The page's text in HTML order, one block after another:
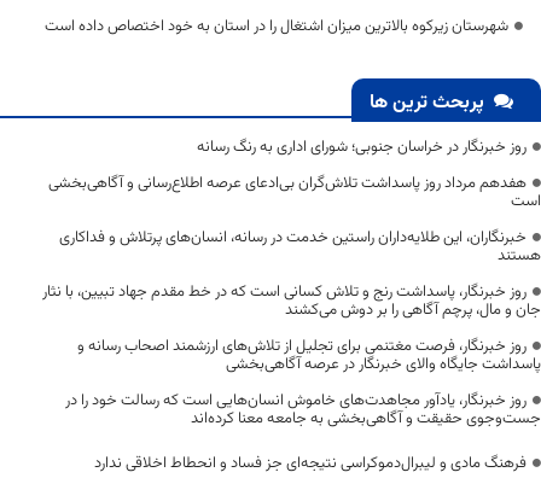
شهرستان زیرکوه بالاترین میزان اشتغال را در استان به خود اختصاص داده است
پربحث ترین ها
روز خبرنگار در خراسان جنوبی؛ شورای اداری به رنگ رسانه
هفدهم مرداد روز پاسداشت تلاش‌گران بی‌ادعای عرصه اطلاع‌رسانی و آگاهی‌بخشی
است
خبرنگاران، این طلایه‌داران راستین خدمت در رسانه، انسان‌های پرتلاش و فداکاری
هستند
روز خبرنگار، پاسداشت رنج و تلاش کسانی است که در خط مقدم جهاد تبیین، با نثار
جان و مال، پرچم آگاهی را بر دوش می‌کشند
روز خبرنگار، فرصت مغتنمی برای تجلیل از تلاش‌های ارزشمند اصحاب رسانه و
پاسداشت جایگاه والای خبرنگار در عرصه آگاهی‌بخشی
روز خبرنگار، یادآور مجاهدت‌های خاموش انسان‌هایی است که رسالت خود را در
جست‌وجوی حقیقت و آگاهی‌بخشی به جامعه معنا کرده‌اند
فرهنگ مادی و لیبرال‌دموکراسی نتیجه‌ای جز فساد و انحطاط اخلاقی ندارد